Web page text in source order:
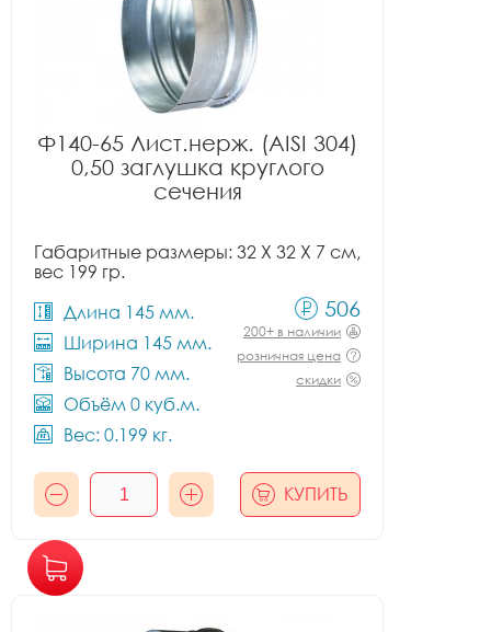
Ф140-65 Лист.нерж. (AISI 304)
0,50 заглушка круглого
сечения
Габаритные размеры: 32 X 32 X 7 см,
вес 199 гр.
Длина 145 мм.
Ширина 145 мм.
Высота 70 мм.
Объём 0 куб.м.
Вес: 0.199 кг.
506
200+ в наличии
розничная цена
скидки
КУПИТЬ